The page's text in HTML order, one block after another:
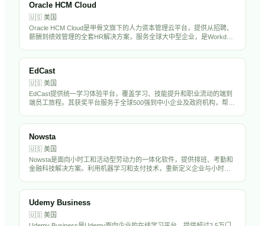
Oracle HCM Cloud
🇺🇸 美国
Oracle HCM Cloud是甲骨文旗下的人力资本管理云平台，提供从招聘、
薪酬到绩效管理的全套HR解决方案，服务全球大中型企业，是Workday
EdCast
🇺🇸 美国
EdCast提供统一学习体验平台，覆盖学习、技能提升和职业流动的端到
端员工旅程。其获奖平台服务于全球500强到中小企业及政府机构，帮助
Nowsta
🇺🇸 美国
Nowsta是面向小时工和活动型劳动力的一体化软件，提供排班、考勤和
金融科技解决方案。利用机器学习和支付技术，重新定义企业与小时工
Udemy Business
🇺🇸 美国